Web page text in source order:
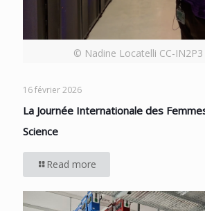
© Nadine Locatelli CC-IN2P3
16 février 2026
La Journée Internationale des
Science
Read more